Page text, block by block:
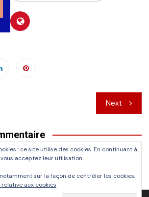
Next
pour publier un commentaire.
: ce site utilise des cookies. En continuant à
acceptez leur utilisation.
sur la façon de contrôler les cookies,
aux cookies